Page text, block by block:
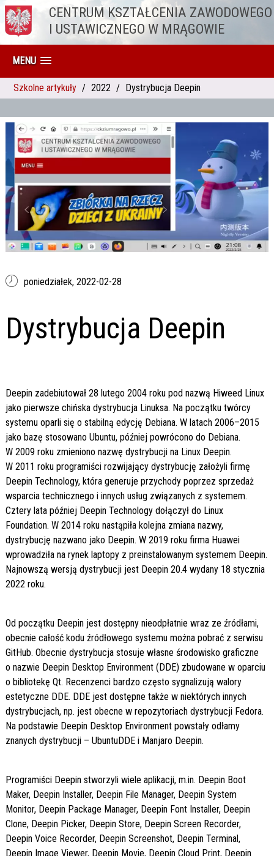
Przejdź do treściCENTRUM KSZTAŁCENIA ZAWODOWEGO
I USTAWICZNEGO W MRĄGOWIE
MENU
Szkolne artykuły 2022 Dystrybucja Deepin
poniedziałek, 2022-02-28
Dystrybucja Deepin
Deepin zadebiutował 28 lutego 2004 roku pod nazwą Hiweed Linux
jako pierwsze chińska dystrybucja Linuksa. Na początku twórcy
systemu oparli się o stabilną edycję Debiana. W latach 2006–2015
jako bazę stosowano Ubuntu, później powrócono do Debiana.
W 2009 roku zmieniono nazwę dystrybucji na Linux Deepin.
W 2011 roku programiści rozwijający dystrybucję założyli firmę
Deepin Technology, która generuje przychody poprzez sprzedaż
wsparcia technicznego i innych usług związanych z systemem.
Cztery lata później Deepin Technology dołączył do Linux
Foundation. W 2014 roku nastąpiła kolejna zmiana nazwy,
dystrybucję nazwano jako Deepin. W 2019 roku firma Huawei
wprowadziła na rynek laptopy z preinstalowanym systemem Deepin.
Najnowszą wersją dystrybucji jest Deepin 20.4 wydany 18 stycznia
2022 roku.
Od początku Deepin jest dostępny nieodpłatnie wraz ze źródłami,
obecnie całość kodu źródłowego systemu można pobrać z serwisu
GitHub. Obecnie dystrybucja stosuje własne środowisko graficzne
o nazwie Deepin Desktop Environment (DDE) zbudowane w oparciu
o bibliotekę Qt. Recenzenci bardzo często sygnalizują walory
estetyczne DDE. DDE jest dostępne także w niektórych innych
dystrybucjach, np. jest obecne w repozytoriach dystrybucji Fedora.
Na podstawie Deepin Desktop Environment powstały odłamy
znanych dystrybucji – UbuntuDDE i Manjaro Deepin.
Programiści Deepin stworzyli wiele aplikacji, m.in. Deepin Boot
Maker, Deepin Installer, Deepin File Manager, Deepin System
Monitor, Deepin Package Manager, Deepin Font Installer, Deepin
Clone, Deepin Picker, Deepin Store, Deepin Screen Recorder,
Deepin Voice Recorder, Deepin Screenshot, Deepin Terminal,
Deepin Image Viewer, Deepin Movie, Deepin Cloud Print, Deepin